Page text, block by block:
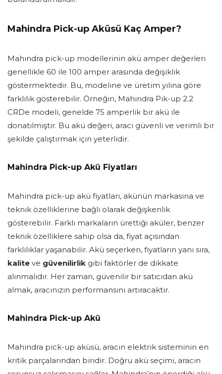
Mahindra Pick-up Aküsü Kaç Amper?
Mahindra pick-up modellerinin akü amper değerleri
genellikle 60 ile 100 amper arasında değişiklik
göstermektedir. Bu, modeline ve üretim yılına göre
farklılık gösterebilir. Örneğin, Mahindra Pik-up 2.2
CRDe modeli, genelde 75 amperlik bir akü ile
donatılmıştır. Bu akü değeri, aracı güvenli ve verimli bir
şekilde çalıştırmak için yeterlidir.
Mahindra Pick-up Akü Fiyatları
Mahindra pick-up akü fiyatları, akünün markasına ve
teknik özelliklerine bağlı olarak değişkenlik
gösterebilir. Farklı markaların ürettiği aküler, benzer
teknik özelliklere sahip olsa da, fiyat açısından
farklılıklar yaşanabilir. Akü seçerken, fiyatların yanı sıra,
kalite ve güvenilirlik gibi faktörler de dikkate
alınmalıdır. Her zaman, güvenilir bir satıcıdan akü
almak, aracınızın performansını artıracaktır.
Mahindra Pick-up Akü
Mahindra pick-up aküsü, aracın elektrik sisteminin en
kritik parçalarından biridir. Doğru akü seçimi, aracın